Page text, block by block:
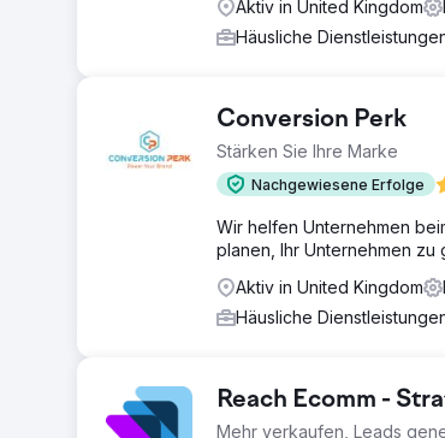
Aktiv in United Kingdom
Häusliche
Conversion Perk
Stärken Sie Ihre Marke
Nachgewiesene Erfolge
Wir helfen Unternehmen
planen, Ihr Unternehmen zu
Aktiv in United Kingdom
Häusliche
Reach Ecomm -
Mehr verkaufen, Leads